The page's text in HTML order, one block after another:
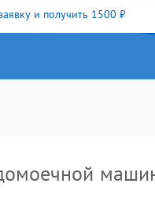
и получить 1500 ₽